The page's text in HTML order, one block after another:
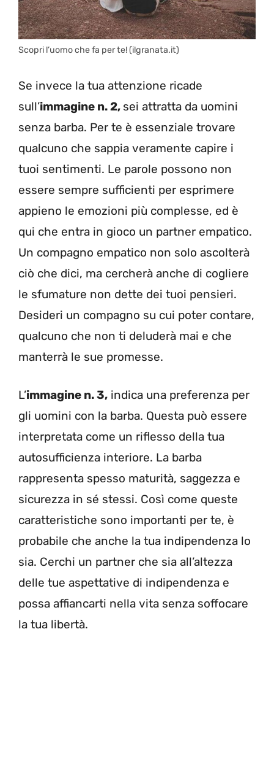
Scopri l’uomo che fa per te! (ilgranata.it)
Se invece la tua attenzione ricade
sull’immagine n. 2, sei attratta da uomini
senza barba. Per te è essenziale trovare
qualcuno che sappia veramente capire i
tuoi sentimenti. Le parole possono non
essere sempre sufficienti per esprimere
appieno le emozioni più complesse, ed è
qui che entra in gioco un partner empatico.
Un compagno empatico non solo ascolterà
ciò che dici, ma cercherà anche di cogliere
le sfumature non dette dei tuoi pensieri.
Desideri un compagno su cui poter contare,
qualcuno che non ti deluderà mai e che
manterrà le sue promesse.
L’immagine n. 3, indica una preferenza per
gli uomini con la barba. Questa può essere
interpretata come un riflesso della tua
autosufficienza interiore. La barba
rappresenta spesso maturità, saggezza e
sicurezza in sé stessi. Così come queste
caratteristiche sono importanti per te, è
probabile che anche la tua indipendenza lo
sia. Cerchi un partner che sia all’altezza
delle tue aspettative di indipendenza e
possa affiancarti nella vita senza soffocare
la tua libertà.